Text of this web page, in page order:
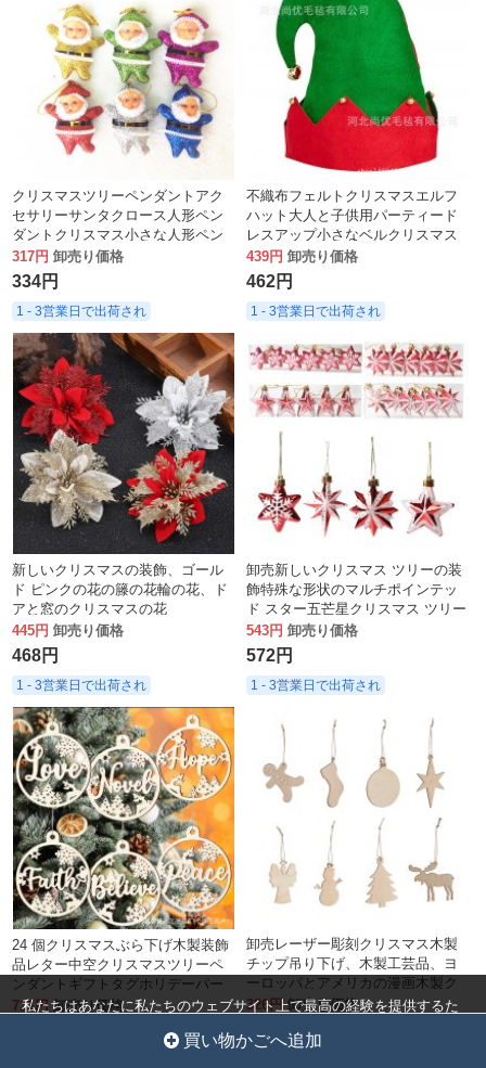
クリスマスツリーペンダントアク
セサリーサンタクロース人形ペン
ダントクリスマス小さな人形ペン
ダントホリデーギフト
317円 卸売り価格
334円
1 - 3営業日で出荷され
不織布フェルトクリスマスエルフ
ハット大人と子供用パーティード
レスアップ小さなベルクリスマス
ハット
439円 卸売り価格
462円
1 - 3営業日で出荷され
新しいクリスマスの装飾、ゴール
ド ピンクの花の籐の花輪の花、ド
アと窓のクリスマスの花
445円 卸売り価格
468円
1 - 3営業日で出荷され
卸売新しいクリスマス ツリーの装
飾特殊な形状のマルチポインテッ
ド スター五芒星クリスマス ツリー
の装飾小道具赤と白の星
543円 卸売り価格
572円
1 - 3営業日で出荷され
24 個クリスマスぶら下げ木製装飾
品レター中空クリスマスツリーペ
ンダントギフトタグホリデーパー
ティーの装飾
711円卸売り価格
卸売レーザー彫刻クリスマス木製
チップ吊り下げ、木製工芸品、ヨ
ーロッパとアメリカの漫画木製ク
リスマス吊り下げ
326円卸売り価格
343円
買い物かごへ追加
私たちはあなたに私たちのウェブサイト上で最高の経験を提供するた
クッキー設定